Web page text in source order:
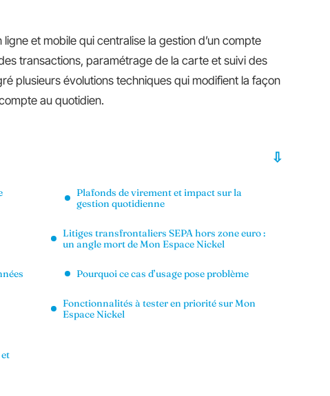
et mobile qui centralise la gestion d’un compte
transactions, paramétrage de la carte et suivi des
plusieurs évolutions techniques qui modifient la façon
au quotidien.
Plafonds de virement et impact sur la
gestion quotidienne
Litiges transfrontaliers SEPA hors zone euro :
un angle mort de Mon Espace Nickel
Pourquoi ce cas d’usage pose problème
Fonctionnalités à tester en priorité sur Mon
Espace Nickel